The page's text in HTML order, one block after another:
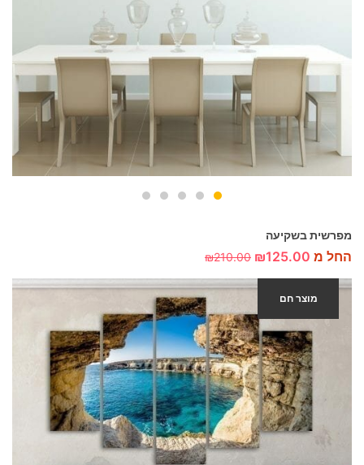
מפרשית בשקיעה
החל מ ₪125.00
₪210.00
-40%מוצר חם